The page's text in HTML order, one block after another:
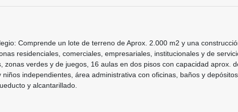
Comprende un lote de terreno de Aprox. 2.000 m2 y una
residenciales, comerciales, empresariales, institucionales y de
verdes y de juegos, 16 aulas en dos pisos con capacidad aprox.
independientes, área administrativa con oficinas, baños y
y alcantarillado.